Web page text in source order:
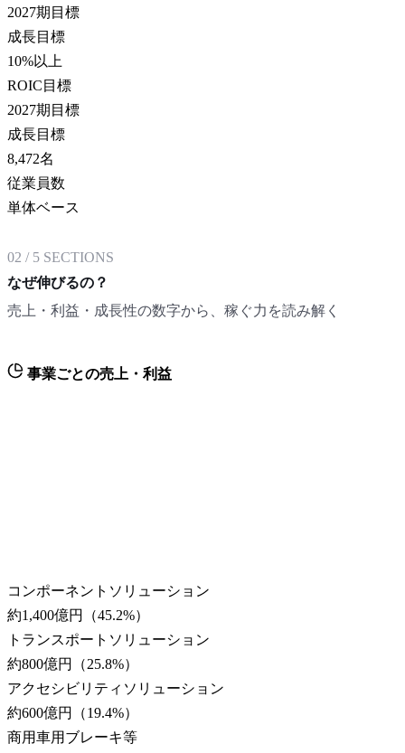
2027期目標
成長目標
10%以上
ROIC目標
2027期目標
成長目標
8,472名
従業員数
単体ベース
02 / 5 SECTIONS
なぜ伸びるの？
売上・利益・成長性の数字から、稼ぐ力を読み解く
事業ごとの売上・利益
コンポーネントソリューション
約1,400億円
（45.2%）
トランスポートソリューション
約800億円
（25.8%）
アクセシビリティソリューション
約600億円
（19.4%）
商用車用ブレーキ等